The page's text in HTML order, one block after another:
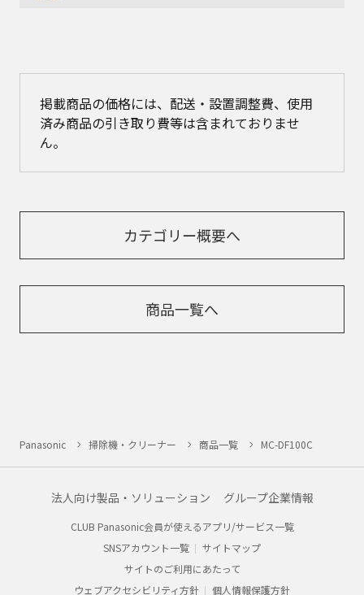
掲載商品の価格には、配送・設置調整費、使用
済み商品の引き取り費等は含まれておりませ
ん。
カテゴリー概要へ
商品一覧へ
Panasonic 掃除機・クリーナー 商品一覧 MC-DF100C
法人向け製品・ソリューション グループ企業情報
CLUB Panasonic会員が使えるアプリ/サービス一覧
SNSアカウント一覧
サイトマップ
サイトのご利用にあたって
ウェブアクセシビリティ方針
個人情報保護方針